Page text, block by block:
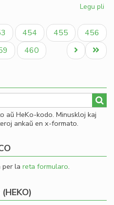
Legu pli
en
Paĝo
454 Paĝo
455 Paĝo
456
Paĝo
460
Last
page
Next
page
aŭ HeKo-kodo. Minuskloj kaj
ankaŭ en x-formato.
per la reta formularo.